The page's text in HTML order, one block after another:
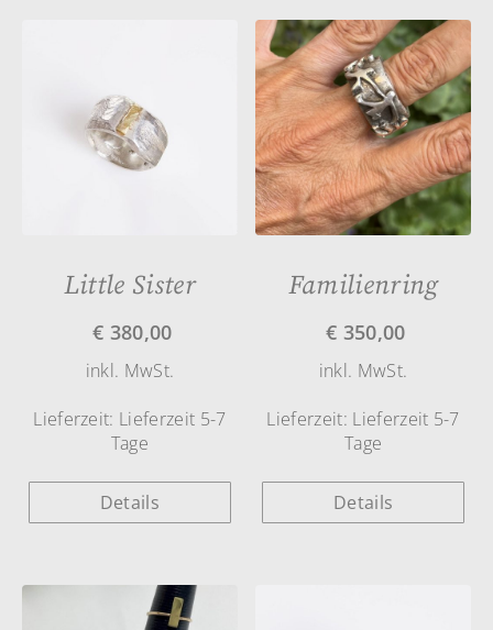
Little Sister
€ 380,00
inkl. MwSt.
Lieferzeit: Lieferzeit 5-7
Tage
Details
Familienring
€ 350,00
inkl. MwSt.
Lieferzeit: Lieferzeit 5-7
Tage
Details